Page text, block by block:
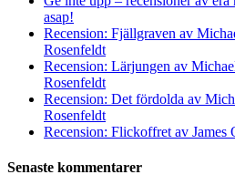
asap!
Recension: Fjällgraven av
Rosenfeldt
Recension: Lärjungen av
Rosenfeldt
Recension: Det fördolda av
Rosenfeldt
Recension: Flickoffret av James
Senaste kommentarer